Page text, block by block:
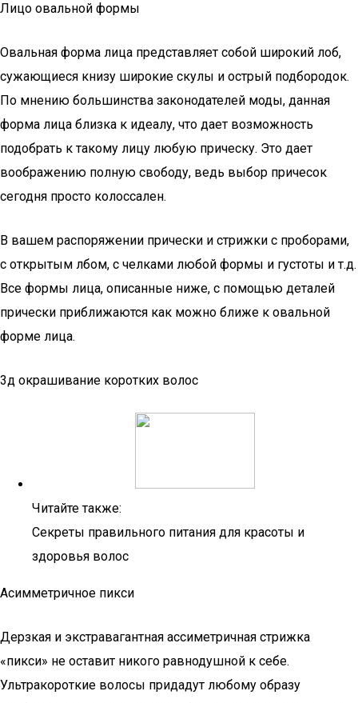
Лицо овальной формы
Овальная форма лица представляет собой широкий лоб,
сужающиеся книзу широкие скулы и острый подбородок.
По мнению большинства законодателей моды, данная
форма лица близка к идеалу, что дает возможность
подобрать к такому лицу любую прическу. Это дает
воображению полную свободу, ведь выбор причесок
сегодня просто колоссален.
В вашем распоряжении прически и стрижки с проборами,
с открытым лбом, с челками любой формы и густоты и т.д.
Все формы лица, описанные ниже, с помощью деталей
прически приближаются как можно ближе к овальной
форме лица.
3д окрашивание коротких волос
Читайте также:
Секреты правильного питания для красоты и
здоровья волос
Асимметричное пикси
Дерзкая и экстравагантная ассиметричная стрижка
«пикси» не оставит никого равнодушной к себе.
Ультракороткие волосы придадут любому образу